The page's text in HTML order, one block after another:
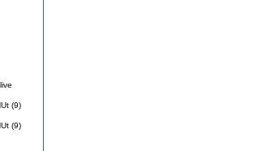
(9)
(9)